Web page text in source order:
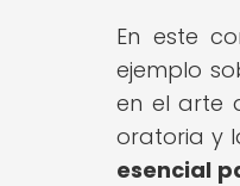
En este
ejemplo
en el arte
oratoria y
esencial